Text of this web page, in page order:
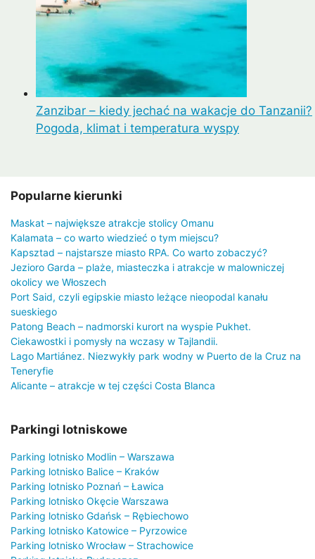
Zanzibar – kiedy jechać na wakacje do Tanzanii?
Pogoda, klimat i temperatura wyspy
Popularne kierunki
Maskat – największe atrakcje stolicy Omanu
Kalamata – co warto wiedzieć o tym miejscu?
Kapsztad – najstarsze miasto RPA. Co warto zobaczyć?
Jezioro Garda – plaże, miasteczka i atrakcje w malowniczej
okolicy we Włoszech
Port Said, czyli egipskie miasto leżące nieopodal kanału
sueskiego
Patong Beach – nadmorski kurort na wyspie Pukhet.
Ciekawostki i pomysły na wczasy w Tajlandii.
Lago Martiánez. Niezwykły park wodny w Puerto de la Cruz na
Teneryfie
Alicante – atrakcje w tej części Costa Blanca
Parkingi lotniskowe
Parking lotnisko Modlin – Warszawa
Parking lotnisko Balice – Kraków
Parking lotnisko Poznań – Ławica
Parking lotnisko Okęcie Warszawa
Parking lotnisko Gdańsk – Rębiechowo
Parking lotnisko Katowice – Pyrzowice
Parking lotnisko Wrocław – Strachowice